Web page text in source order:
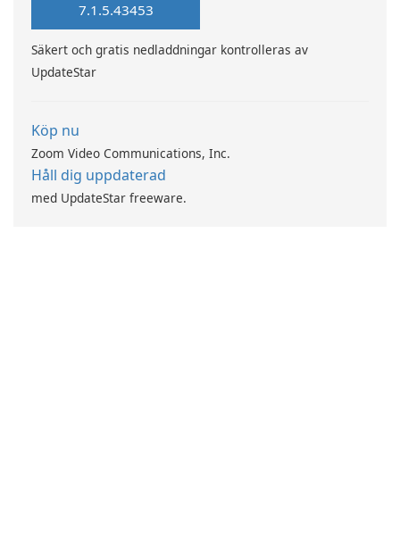
7.1.5.43453
Säkert och gratis nedladdningar kontrolleras av
UpdateStar
Köp nu
Zoom Video Communications, Inc.
Håll dig uppdaterad
med UpdateStar freeware.